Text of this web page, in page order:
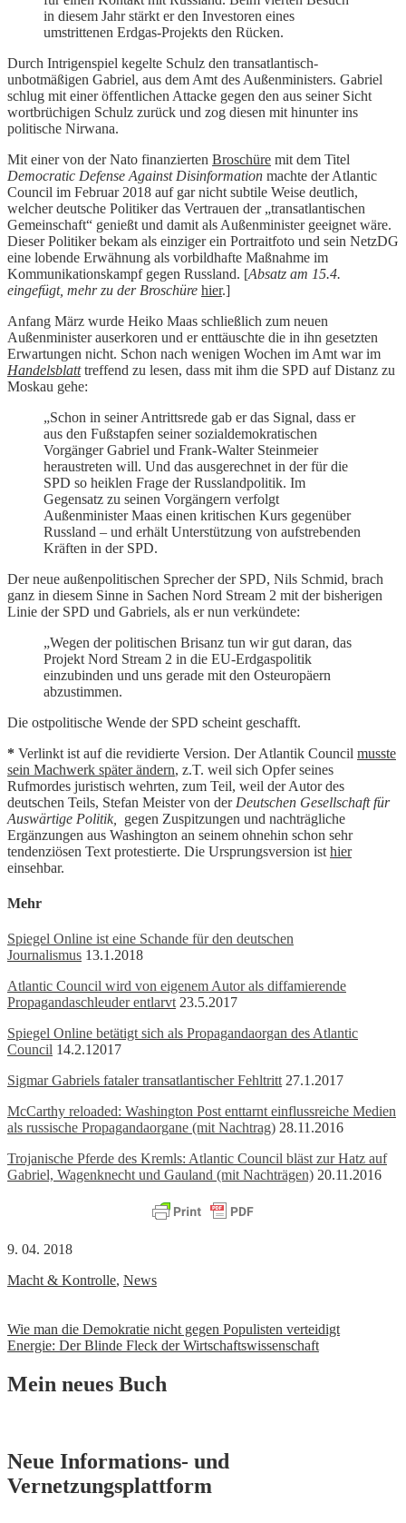
in diesem Jahr stärkt er den Investoren eines
umstrittenen Erdgas-Projekts den Rücken.
Durch Intrigenspiel kegelte Schulz den transatlantisch-
unbotmäßigen Gabriel, aus dem Amt des Außenministers. Gabriel
schlug mit einer öffentlichen Attacke gegen den aus seiner Sicht
wortbrüchigen Schulz zurück und zog diesen mit hinunter ins
politische Nirwana.
Mit einer von der Nato finanzierten Broschüre mit dem Titel
Democratic Defense Against Disinformation machte der Atlantic
Council im Februar 2018 auf gar nicht subtile Weise deutlich,
welcher deutsche Politiker das Vertrauen der „transatlantischen
Gemeinschaft“ genießt und damit als Außenminister geeignet wäre.
Dieser Politiker bekam als einziger ein Portraitfoto und sein NetzDG
eine lobende Erwähnung als vorbildhafte Maßnahme im
Kommunikationskampf gegen Russland. [Absatz am 15.4.
eingefügt, mehr zu der Broschüre hier.]
Anfang März wurde Heiko Maas schließlich zum neuen
Außenminister auserkoren und er enttäuschte die in ihn gesetzten
Erwartungen nicht. Schon nach wenigen Wochen im Amt war im
Handelsblatttreffend zu lesen, dass mit ihm die SPD auf Distanz zu
Moskau gehe:
„Schon in seiner Antrittsrede gab er das Signal, dass er
aus den Fußstapfen seiner sozialdemokratischen
Vorgänger Gabriel und Frank-Walter Steinmeier
heraustreten will. Und das ausgerechnet in der für die
SPD so heiklen Frage der Russlandpolitik. Im
Gegensatz zu seinen Vorgängern verfolgt
Außenminister Maas einen kritischen Kurs gegenüber
Russland – und erhält Unterstützung von aufstrebenden
Kräften in der SPD.
Der neue außenpolitischen Sprecher der SPD, Nils Schmid, brach
ganz in diesem Sinne in Sachen Nord Stream 2 mit der bisherigen
Linie der SPD und Gabriels, als er nun verkündete:
„Wegen der politischen Brisanz tun wir gut daran, das
Projekt Nord Stream 2 in die EU-Erdgaspolitik
einzubinden und uns gerade mit den Osteuropäern
abzustimmen.
Die ostpolitische Wende der SPD scheint geschafft.
* Verlinkt ist auf die revidierte Version. Der Atlantik Council musste
sein Machwerk später ändern, z.T. weil sich Opfer seines
Rufmordes juristisch wehrten, zum Teil, weil der Autor des
deutschen Teils, Stefan Meister von der Deutschen Gesellschaft für
Auswärtige Politik,
gegen Zuspitzungen und nachträgliche
Ergänzungen aus Washington an seinem ohnehin schon sehr
tendenziösen Text protestierte. Die Ursprungsversion ist hier
einsehbar.
Mehr
Spiegel Online ist eine Schande für den deutschen
Journalismus 13.1.2018
Atlantic Council wird von eigenem Autor als diffamierende
Propagandaschleuder entlarvt 23.5.2017
Spiegel Online betätigt sich als Propagandaorgan des Atlantic
Council 14.2.12017
Sigmar Gabriels fataler transatlantischer Fehltritt 27.1.2017
McCarthy reloaded: Washington Post enttarnt einflussreiche Medien
als russische Propagandaorgane (mit Nachtrag) 28.11.2016
Trojanische Pferde des Kremls: Atlantic Council bläst zur Hatz auf
Gabriel, Wagenknecht und Gauland (mit Nachträgen) 20.11.2016
9. 04. 2018
Macht & Kontrolle, News
Beitrags-
Navigation
Wie man die Demokratie nicht gegen Populisten verteidigt
Energie: Der Blinde Fleck der Wirtschaftswissenschaft
Mein neues Buch
Neue Informations- und
Vernetzungsplattform